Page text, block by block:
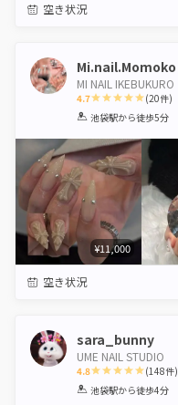
空き状況
Mi.nail.Momoko
MI NAIL IKEBUKURO
4.7
1 2 3 4 5
(20件)
池袋駅から徒歩5分
¥11,000
空き状況
sara_bunny
UME NAIL STUDIO
4.8
1 2 3 4 5
(148件)
池袋駅から徒歩4分